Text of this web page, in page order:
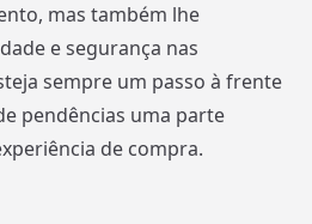
mas também lhe
e segurança nas
sempre um passo à frente
pendências uma parte
de compra.